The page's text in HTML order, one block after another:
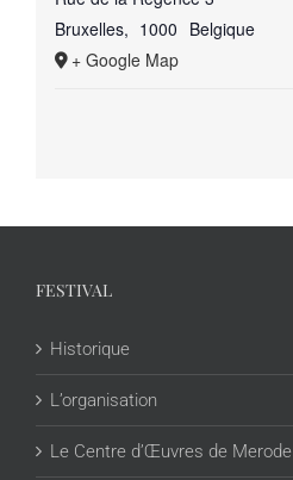
Bruxelles, 1000 Belgique
+ Google Map
FESTIVAL
Historique
L’organisation
Le Centre d’Œuvres de Merode